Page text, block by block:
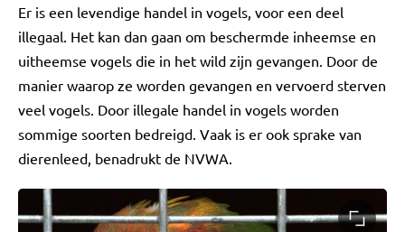
Er is een levendige handel in vogels, voor een deel
illegaal. Het kan dan gaan om beschermde inheemse en
uitheemse vogels die in het wild zijn gevangen. Door de
manier waarop ze worden gevangen en vervoerd sterven
veel vogels. Door illegale handel in vogels worden
sommige soorten bedreigd. Vaak is er ook sprake van
dierenleed, benadrukt de NVWA.